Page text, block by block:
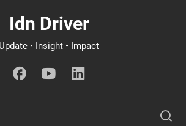
Idn Driver
Update • Insight • Impact